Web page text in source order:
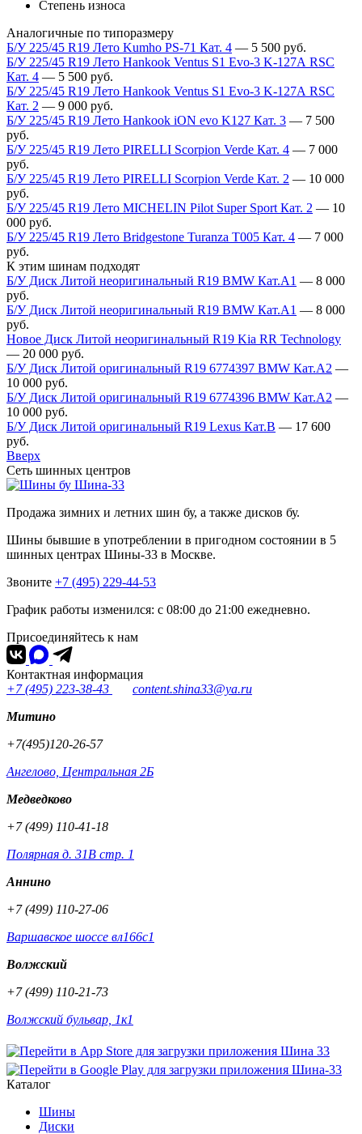
Степень износа
Аналогичные по типоразмеру
Б/У 225/45 R19 Лето Kumho PS-71 Кат. 4 — 5 500 руб.
Б/У 225/45 R19 Лето Hankook Ventus S1 Evo-3 K-127А RSC
Кат. 4 — 5 500 руб.
Б/У 225/45 R19 Лето Hankook Ventus S1 Evo-3 K-127А RSC
Кат. 2 — 9 000 руб.
Б/У 225/45 R19 Лето Hankook iON evo K127 Кат. 3 — 7 500
руб.
Б/У 225/45 R19 Лето PIRELLI Scorpion Verde Кат. 4 — 7 000
руб.
Б/У 225/45 R19 Лето PIRELLI Scorpion Verde Кат. 2 — 10 000
руб.
Б/У 225/45 R19 Лето MICHELIN Pilot Super Sport Кат. 2 — 10
000 руб.
Б/У 225/45 R19 Лето Bridgestone Turanza T005 Кат. 4 — 7 000
руб.
К этим шинам подходят
Б/У Диск Литой неоригинальный R19 BMW Кат.А1 — 8 000
руб.
Б/У Диск Литой неоригинальный R19 BMW Кат.А1 — 8 000
руб.
Новое Диск Литой неоригинальный R19 Kia RR Technology
— 20 000 руб.
Б/У Диск Литой оригинальный R19 6774397 BMW Кат.А2 —
10 000 руб.
Б/У Диск Литой оригинальный R19 6774396 BMW Кат.А2 —
10 000 руб.
Б/У Диск Литой оригинальный R19 Lexus Кат.В — 17 600
руб.
Вверх
Сеть шинных центров
Шина-33
Продажа зимних и летних шин бу, а также дисков бу.
Шины бывшие в употреблении в пригодном состоянии в 5
шинных центрах Шины-33 в Москве.
Звоните +7 (495) 229-44-53
График работы изменился: с 08:00 до 21:00 ежедневно.
Присоединяйтесь к нам
Контактная информация
+7 (495) 223-38-43
content.shina33@ya.ru
Митино
+7(495)120-26-57
Ангелово, Центральная 2Б
Медведково
+7 (499) 110-41-18
Полярная д. 31В стр. 1
Аннино
+7 (499) 110-27-06
Варшавское шоссе вл166с1
Волжский
+7 (499) 110-21-73
Волжский бульвар, 1к1
Каталог
Шины
Диски